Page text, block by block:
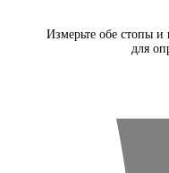
Измерьте обе стопы и
для